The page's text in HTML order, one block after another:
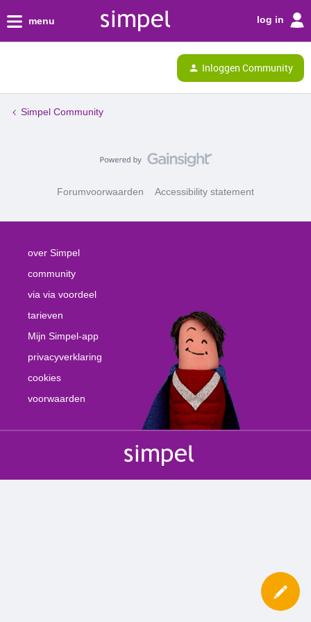
menu log in
Inloggen Community
Simpel Community
Forumvoorwaarden Accessibility statement
over Simpel
community
via via voordeel
tarieven
Mijn Simpel-app
privacyverklaring
cookies
voorwaarden